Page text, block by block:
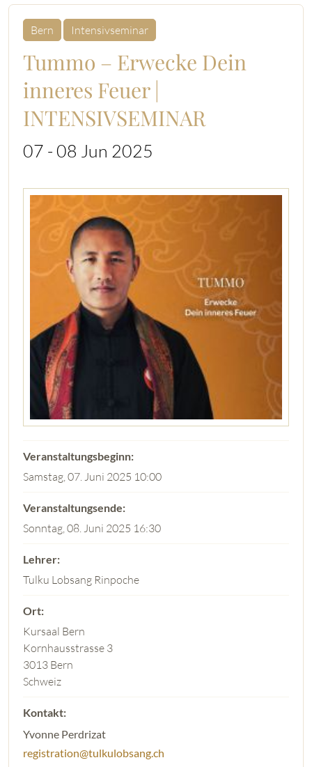
Bern Intensivseminar
Tummo – Erwecke Dein
inneres Feuer |
INTENSIVSEMINAR
07 - 08 Jun 2025
Samstag, 07. Juni 2025 10:00
Sonntag, 08. Juni 2025 16:30
Tulku Lobsang Rinpoche
Kursaal Bern
Kornhausstrasse 3
3013 Bern
Schweiz
Yvonne Perdrizat
registration@tulkulobsang.ch